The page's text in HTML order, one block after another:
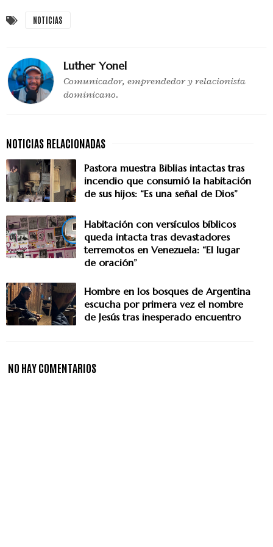
NOTICIAS
Luther Yonel
Comunicador, emprendedor y relacionista
dominicano.
Pastora muestra Biblias intactas tras
incendio que consumió la habitación
de sus hijos: “Es una señal de Dios”
Habitación con versículos bíblicos
queda intacta tras devastadores
terremotos en Venezuela: “El lugar
de oración”
Hombre en los bosques de Argentina
escucha por primera vez el nombre
de Jesús tras inesperado encuentro
NO HAY COMENTARIOS